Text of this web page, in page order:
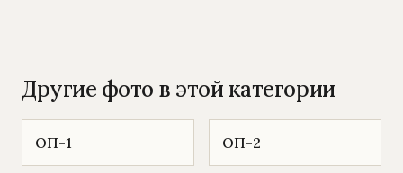
Другие фото в этой категории
ОП-1 ОП-2